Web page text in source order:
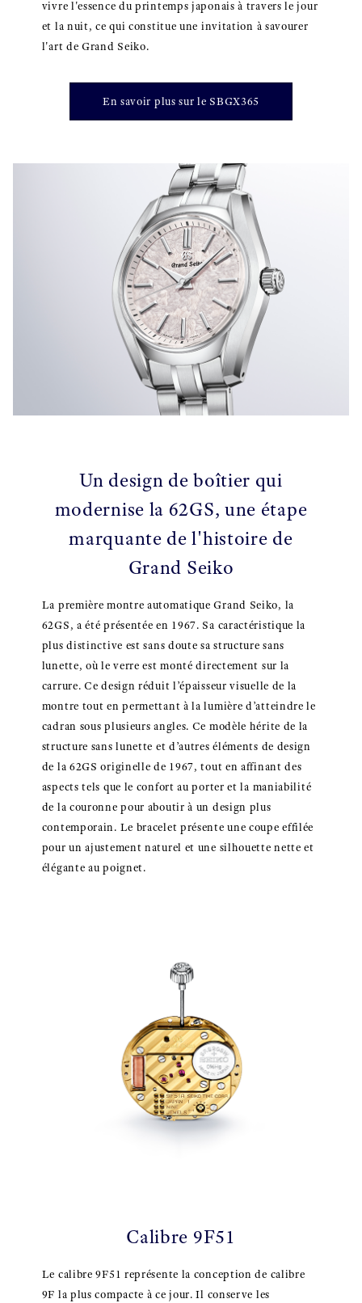
vivre l'essence du printemps japonais à travers le jour
et la nuit, ce qui constitue une invitation à savourer
l'art de Grand Seiko.
En savoir plus sur le SBGX365
Un design de boîtier qui
modernise la 62GS, une étape
marquante de l'histoire de
Grand Seiko
La première montre automatique Grand Seiko, la
62GS, a été présentée en 1967. Sa caractéristique la
plus distinctive est sans doute sa structure sans
lunette, où le verre est monté directement sur la
carrure. Ce design réduit l’épaisseur visuelle de la
montre tout en permettant à la lumière d’atteindre le
cadran sous plusieurs angles. Ce modèle hérite de la
structure sans lunette et d’autres éléments de design
de la 62GS originelle de 1967, tout en affinant des
aspects tels que le confort au porter et la maniabilité
de la couronne pour aboutir à un design plus
contemporain. Le bracelet présente une coupe effilée
pour un ajustement naturel et une silhouette nette et
élégante au poignet.
Calibre 9F51
Le calibre 9F51 représente la conception de calibre
9F la plus compacte à ce jour. Il conserve les